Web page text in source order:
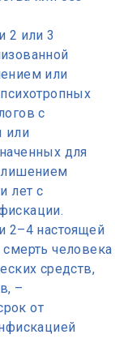
2 или 3
или
с
или
для
лишением
лет с
2–4 настоящей
человека
средств,
–
от